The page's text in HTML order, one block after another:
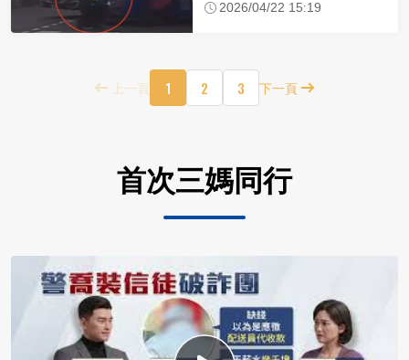
2026/04/22 15:19
上一頁 1 2 3 下一頁
首次三媽同行